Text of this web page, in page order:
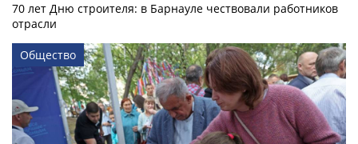
70 лет Дню строителя: в Барнауле чествовали работников
отрасли
Общество